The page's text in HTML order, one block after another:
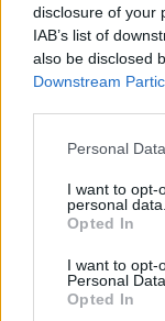
disclosure of your
IAB’s list of
also be disclosed
Downstream
Please note that
not limited to
grant or deny
use your data for
consent section.
Personal
I want to opt-
personal data.
Opted In
I want to opt-
Personal
Opted In